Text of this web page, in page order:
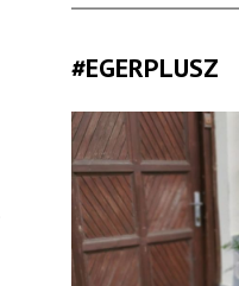
#EGERPLUSZ